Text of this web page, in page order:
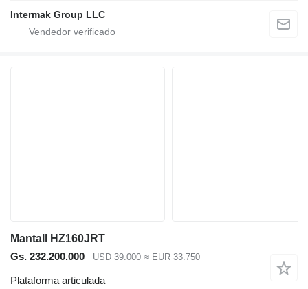
Intermak Group LLC
Mantall HZ160JRT
Gs. 232.200.000
USD 39.000 ≈ EUR 33.750
Plataforma articulada